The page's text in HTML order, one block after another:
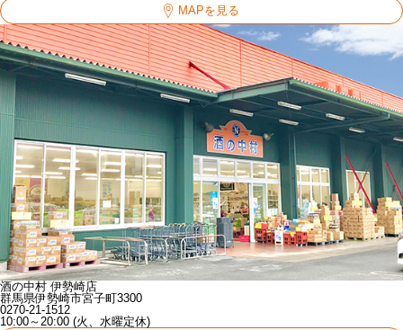
MAPを見る
酒の中村 伊勢崎店
群馬県伊勢崎市宮子町3300
0270-21-1512
10:00～20:00 (火、水曜定休)